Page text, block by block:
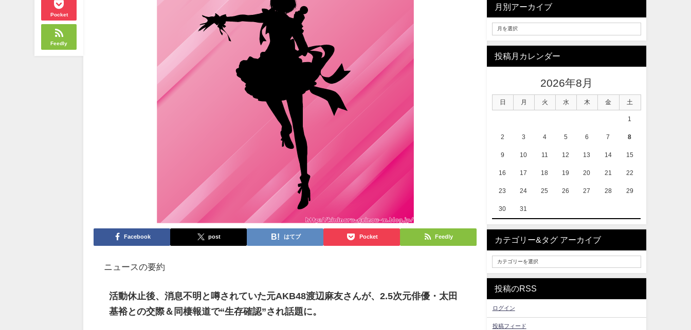
Pocket
Feedly
Facebook post はてブ Pocket Feedly
ニュースの要約
活動休止後、消息不明と噂されていた元AKB48渡辺麻友さんが、2.5次元俳優・太田
基裕との交際＆同棲報道で“生存確認”され話題に。
月別アーカイブ
投稿月カレンダー
2026年8月
日 月 火 水 木 金 土
1
2 3 4 5 6 7 8
9 10 11 12 13 14 15
16 17 18 19 20 21 22
23 24 25 26 27 28 29
30 31
カテゴリー&タグ アーカイブ
投稿のRSS
ログイン
投稿フィード